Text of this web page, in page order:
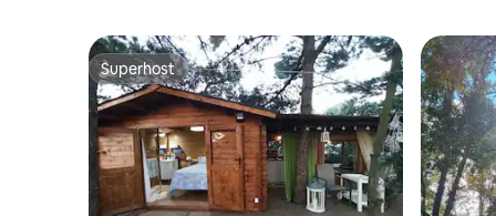
Superhost
Superhost